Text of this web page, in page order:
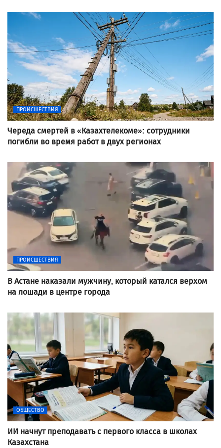
ПРОИСШЕСТВИЯ
Череда смертей в «Казахтелекоме»: сотрудники
погибли во время работ в двух регионах
ПРОИСШЕСТВИЯ
В Астане наказали мужчину, который катался верхом
на лошади в центре города
ОБЩЕСТВО
ИИ начнут преподавать с первого класса в школах
Казахстана